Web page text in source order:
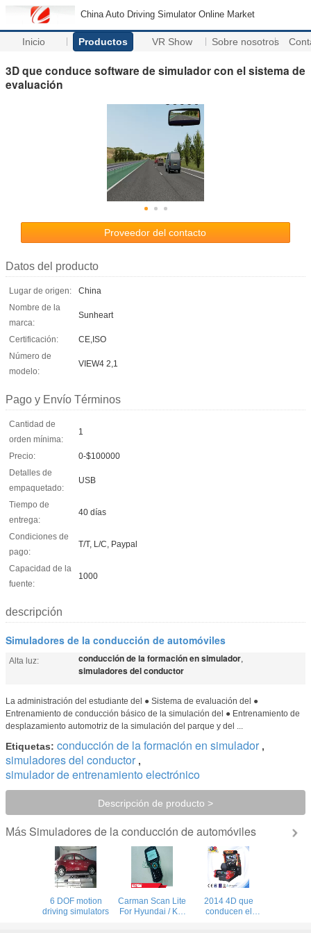
China Auto Driving Simulator Online Market
Inicio Productos VR Show Sobre nosotros
3D que conduce software de simulador con el sistema de
evaluación
Proveedor del contacto
Datos del producto
Lugar de origen:
China
Nombre de la
marca:
Sunheart
Certificación:
CE,ISO
Número de
modelo:
VIEW4 2,1
Pago y Envío Términos
Cantidad de
orden mínima:
1
Precio:
0-$100000
Detalles de
empaquetado:
USB
Tiempo de
entrega:
40 días
Condiciones de
pago:
T/T, L/C, Paypal
Capacidad de la
fuente:
1000
descripción
Simuladores de la conducción de automóviles
Alta luz: conducción de la formación en simulador,
simuladores del conductor
La administración del estudiante del ● Sistema de evaluación del ●
Entrenamiento de conducción básico de la simulación del ● Entrenamiento de
desplazamiento automotriz de la simulación del parque y del ...
Etiquetas: conducción de la formación en simulador ,
simuladores del conductor ,
simulador de entrenamiento electrónico
Descripción de producto >
Más Simuladores de la conducción de automóviles
6 DOF motion
driving simulators
Carman Scan Lite
For Hyundai / Kia
2014 4D que
conducen el